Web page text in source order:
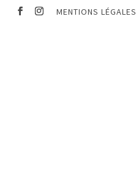
MENTIONS LÉGALES